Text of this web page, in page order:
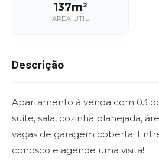
137m²
ÁREA ÚTIL
Descrição
Apartamento à venda com 03
suíte, sala, cozinha planejada,
vagas de garagem coberta.
conosco e agende uma visita!